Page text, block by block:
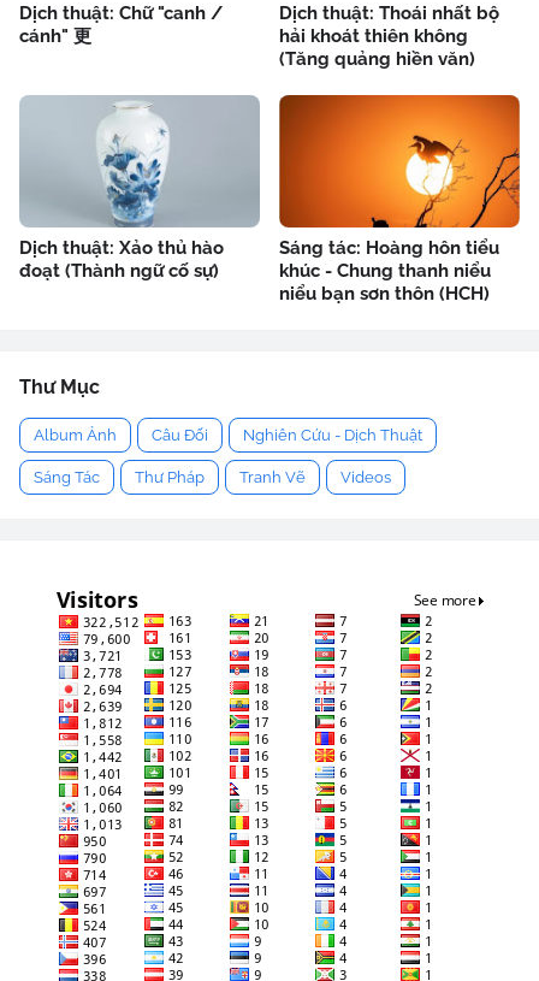
Dịch thuật: Chữ "canh /
cánh" 更
Dịch thuật: Thoái nhất bộ
hải khoát thiên không
(Tăng quảng hiền văn)
Dịch thuật: Xảo thủ hào
đoạt (Thành ngữ cố sự)
Sáng tác: Hoàng hôn tiểu
khúc - Chung thanh niểu
niểu bạn sơn thôn (HCH)
Thư Mục
Album Ảnh Câu Đối Nghiên Cứu - Dịch Thuật
Sáng Tác Thư Pháp Tranh Vẽ Videos